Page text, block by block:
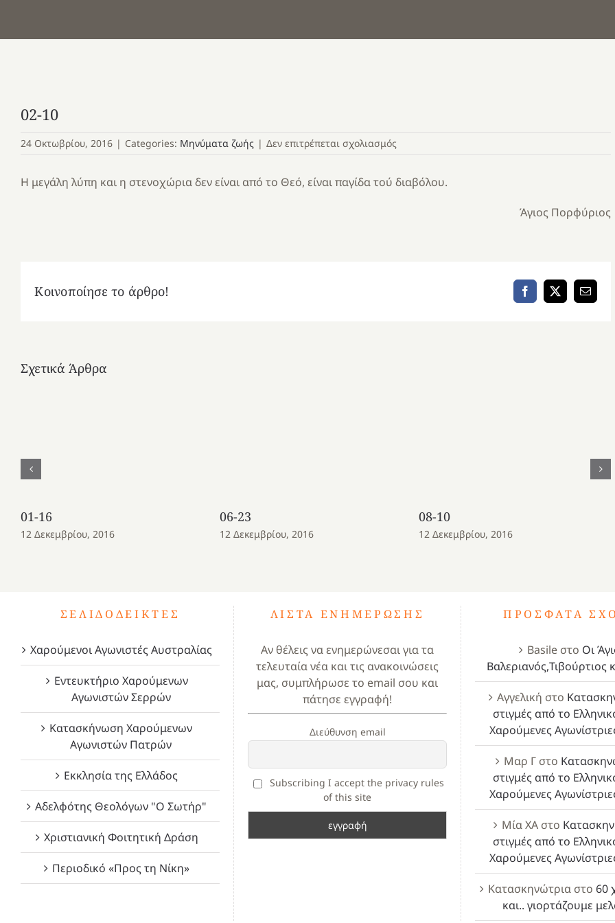
02-10
24 Οκτωβρίου, 2016 | Categories: Μηνύματα ζωής | Δεν επιτρέπεται σχολιασμός
Η μεγάλη λύπη και η στενοχώρια δεν είναι από το Θεό, είναι παγίδα τού διαβόλου.
Άγιος Πορφύριος
Κοινοποίησε το άρθρο! Facebook
X Email
Σχετικά Άρθρα
01-16
12 Δεκεμβρίου, 2016
06-23
12 Δεκεμβρίου, 2016
08-10
12 Δεκεμβρίου, 2016
ΣΕΛΙΔΟΔΕΊΚΤΕΣ
Χαρούμενοι Αγωνιστές Αυστραλίας
Εντευκτήριο Χαρούμενων
Αγωνιστών Σερρών
Κατασκήνωση Χαρούμενων
Αγωνιστών Πατρών
Εκκλησία της Ελλάδος
Αδελφότης Θεολόγων "Ο Σωτήρ"
Χριστιανική Φοιτητική Δράση
Περιοδικό «Προς τη Νίκη»
ΛΊΣΤΑ ΕΝΗΜΈΡΩΣΗΣ
Αν θέλεις να ενημερώνεσαι για τα
τελευταία νέα και τις ανακοινώσεις
μας, συμπλήρωσε το email σου και
πάτησε εγγραφή!
Διεύθυνση email
Subscribing I accept the privacy rules
of this site
ΠΡΌΣΦΑΤΑ
Basileστο Οι
Βαλεριανός,Τιβούρτιος
Αγγελική στο
στιγμές από το
Χαρούμενες
Μαρ Γστο
στιγμές από το
Χαρούμενες
Μία ΧΑστο
στιγμές από το
Χαρούμενες
Κατασκηνώτριαστο 60
και.. γιορτάζουμε